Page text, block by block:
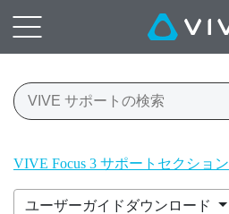
VIVE Focus 3 サポートセクション
ユーザーガイドダウンロード